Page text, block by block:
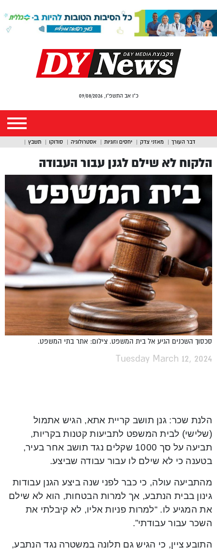
כ"ו אב התשפ"ו, 09/08/2026
דבר העורך מאזני צדק יחסים וזוגיות אסטרולוגיה סודוקו תשבץ
הלקוח לא שילם לגנן עבור העבודה
סכסוך השכנים הגיע אל בית המשפט. צילום: אתר בתי המשפט.
Tuesday March 12, 2024
הלנת שכר: גנן תושב קריית אתא, הגיש אתמול
(שלישי) לבית המשפט לתביעות קטנות בקריות,
תביעה על סך 1000 שקלים נגד תושב אחר בעיר,
בטענה כי לא שילם לו עבור עבודה שביצע.
מהתביעה עולה, כי כבר לפני שנה ביצע הגנן עבודות
גינון בבית הנתבע, אך למרות הבטחות, הוא לא שילם
את המגיע לו. “למרות פניות אליו, לא קיבלתי את
השכר עבור עבודתי”.
התובע ציין, כי הגיש גם תלונה במשטרה נגד הנתבע,